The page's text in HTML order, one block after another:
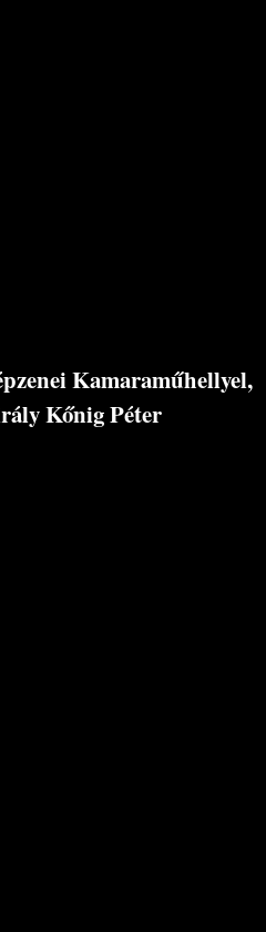
Kamaraműhellyel,
Kőnig Péter